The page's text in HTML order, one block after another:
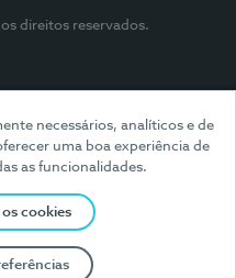
necessários, analíticos e de
uma boa experiência de
as funcionalidades.
cookies
direitos reservados.